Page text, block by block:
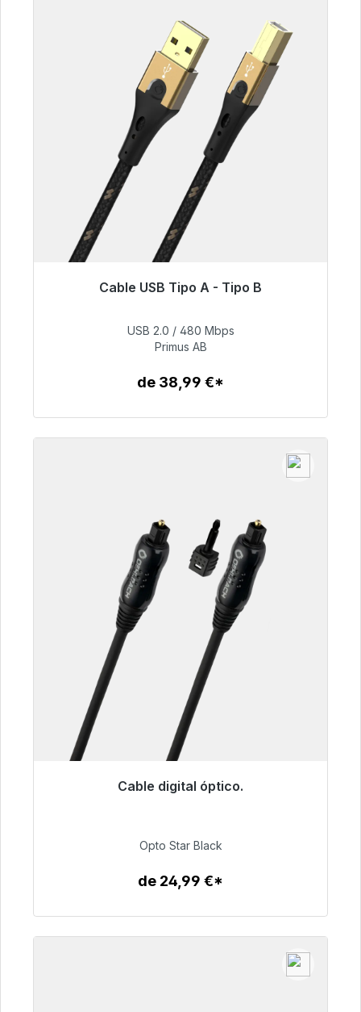
Cable USB Tipo A - Tipo B
Listo para envío inmediato, plazo de entrega
76,99 €
USB 2.0 / 480 Mbps
Primus AB
de 38,99 €*
Cable digital óptico.
Listo para envío inmediato, plazo de entrega
93,00 €
Opto Star Black
de 24,99 €*